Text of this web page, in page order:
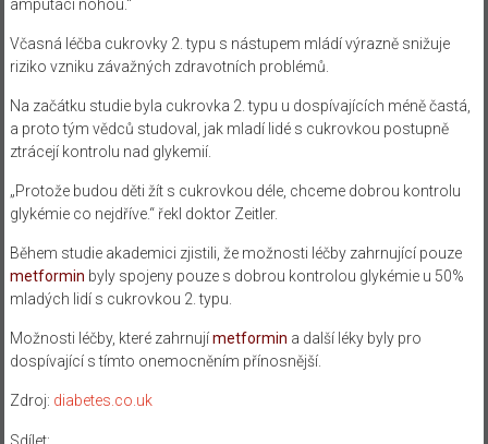
amputaci nohou.“
Včasná léčba cukrovky 2. typu s nástupem mládí výrazně snižuje
riziko vzniku závažných zdravotních problémů.
Na začátku studie byla cukrovka 2. typu u dospívajících méně častá,
a proto tým vědců studoval, jak mladí lidé s cukrovkou postupně
ztrácejí kontrolu nad glykemií.
„Protože budou děti žít s cukrovkou déle, chceme dobrou kontrolu
glykémie co nejdříve.“ řekl doktor Zeitler.
Během studie akademici zjistili, že možnosti léčby zahrnující pouze
metformin byly spojeny pouze s dobrou kontrolou glykémie u 50%
mladých lidí s cukrovkou 2. typu.
Možnosti léčby, které zahrnujímetformin a další léky byly pro
dospívající s tímto onemocněním přínosnější.
Zdroj: diabetes.co.uk
Sdílet: